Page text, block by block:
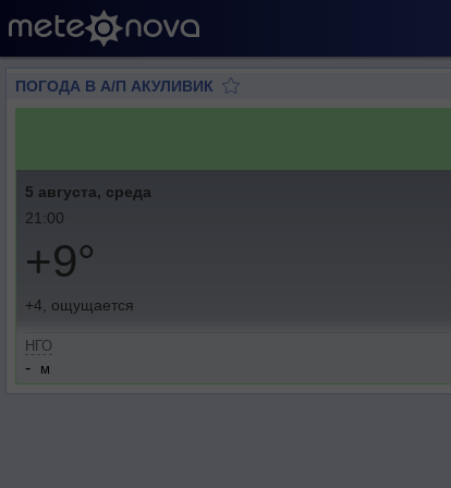
ПОГОДА В А/П АКУЛИВИК
5 августа, среда
21:00
+9°
+4, ощущается
НГО
- м